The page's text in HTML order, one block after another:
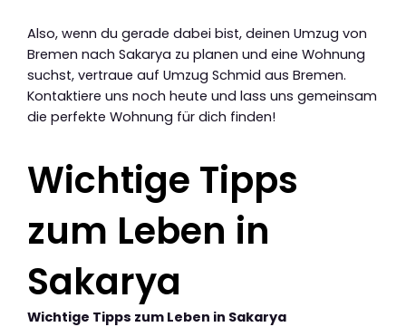
Also, wenn du gerade dabei bist, deinen Umzug von
Bremen nach Sakarya zu planen und eine Wohnung
suchst, vertraue auf Umzug Schmid aus Bremen.
Kontaktiere uns noch heute und lass uns gemeinsam
die perfekte Wohnung für dich finden!
Wichtige Tipps
zum Leben in
Sakarya
Wichtige Tipps zum Leben in Sakarya